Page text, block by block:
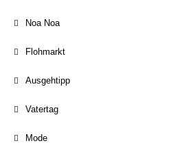
Noa Noa
Flohmarkt
Ausgehtipp
Vatertag
Mode